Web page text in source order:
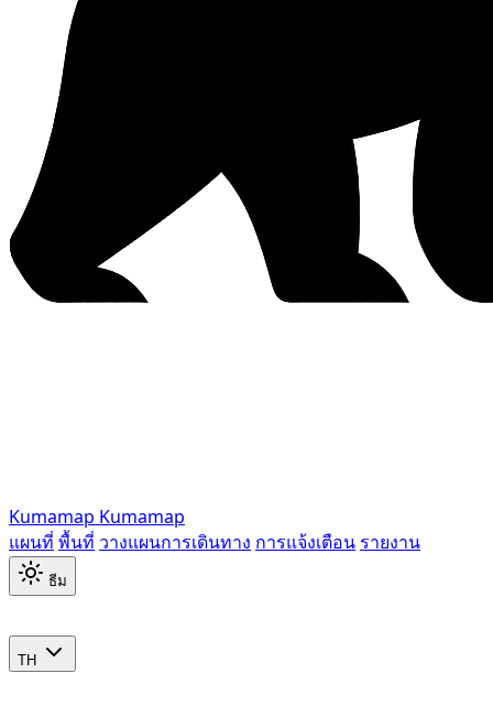
Kumamap Kumamap
แผนที่ พื้นที่ วางแผนการเดินทาง การแจ้งเตือน รายงาน
ธีม
TH